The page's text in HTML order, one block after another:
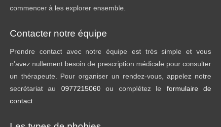
commencer à les explorer ensemble.
Contacter notre équipe
Prendre contact avec notre équipe est très simple et vous
n’avez nullement besoin de prescription médicale pour consulter
un thérapeute. Pour organiser un rendez-vous, appelez notre
secrétariat au 0977215060ou complétez le formulaire de
contact